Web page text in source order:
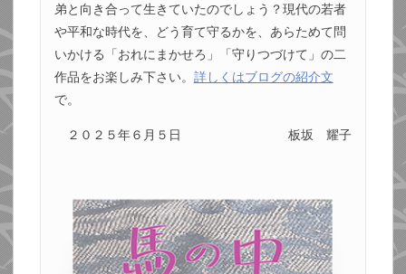
弟と向き合って生きていたのでしょう？現代の若者
や平和な時代を、どう育て守るかを、あらためて問
いかける「おれにまかせろ」「守りつづけて」の二
作品をお楽しみ下さい。 詳しくはブログの紹介文
で。
２０２５年６月５日 板坂 耀子